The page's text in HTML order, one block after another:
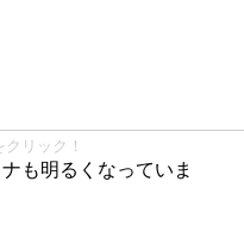
リック！
も明るくなっていま